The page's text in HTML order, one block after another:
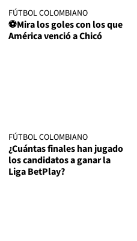
FÚTBOL COLOMBIANO
⚽Mira los goles con los que
América venció a Chicó
FÚTBOL COLOMBIANO
¿Cuántas finales han jugado
los candidatos a ganar la
Liga BetPlay?